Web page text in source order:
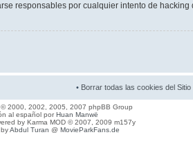
responsables por cualquier intento de
• Borrar todas las cookies del Sitio
© 2000, 2002, 2005, 2007 phpBB Group
al español porHuan Manwë
by Karma MOD © 2007, 2009 m157y
Abdul Turan @ MovieParkFans.de